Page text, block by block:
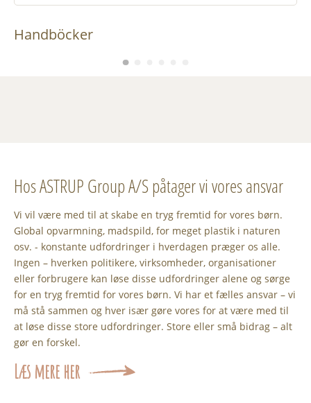
Handböcker
Hos ASTRUP Group A/S påtager vi vores ansvar
Vi vil være med til at skabe en tryg fremtid for vores børn.
Global opvarmning, madspild, for meget plastik i naturen
osv. - konstante udfordringer i hverdagen præger os alle.
Ingen – hverken politikere, virksomheder, organisationer
eller forbrugere kan løse disse udfordringer alene og sørge
for en tryg fremtid for vores børn. Vi har et fælles ansvar – vi
må stå sammen og hver især gøre vores for at være med til
at løse disse store udfordringer. Store eller små bidrag – alt
gør en forskel.
Læs mere her